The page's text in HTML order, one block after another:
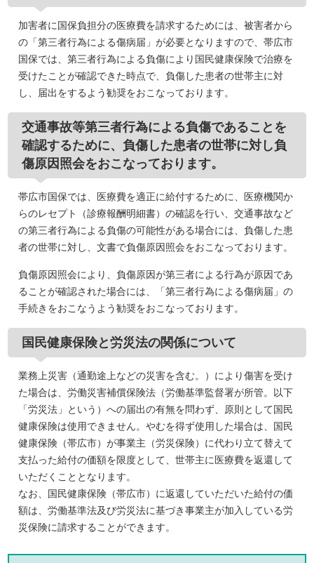
加害者に国保負担分の医療費を請求するためには、被害者から
の「第三者行為による傷病届」が必要となりますので、帯広市
国保では、第三者行為による負傷により国民健康保険で治療を
受けたことが確認できた時点で、負傷した患者の世帯主に対
し、届出をするよう勧奨をおこなっております。
交通事故等第三者行為による負傷であることを
確認するために、負傷した患者の世帯に対し負
傷原因照会をおこなっております。
帯広市国保では、医療費を適正に給付するために、医療機関か
らのレセプト（診療報酬明細書）の確認を行い、交通事故など
の第三者行為による負傷の可能性がある場合には、負傷した患
者の世帯に対し、文書で負傷原因照会をおこなっております。
負傷原因照会により、負傷原因が第三者による行為が原因であ
ることが確認された場合には、「第三者行為による傷病届」の
手続きをおこなうよう勧奨をおこなっております。
国民健康保険と労災法の関係について
業務上災害（通勤途上などの災害を含む。）により傷害を受け
た場合は、労働災害補償保険法（労働基準監督署が所管。以下
「労災法」という）への届出の有無を問わず、原則として国民
健康保険は使用できません。やむを得ず使用した場合は、国民
健康保険（帯広市）が事業主（労災保険）に代わり立て替えて
支払った給付の価額を限度として、世帯主に医療費を返還して
いただくこととなります。
なお、国民健康保険（帯広市）に返還していただいた給付の価
額は、労働基準法及び労災法に基づき事業主が加入している労
災保険に請求することができます。